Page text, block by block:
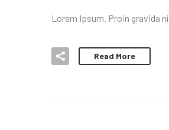
Lorem Ipsum. Proin gravida
Read More